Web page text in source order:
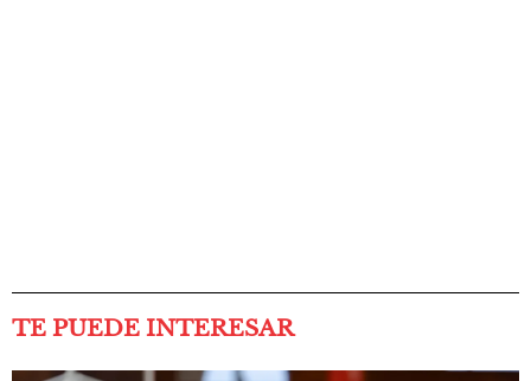
TE PUEDE INTERESAR